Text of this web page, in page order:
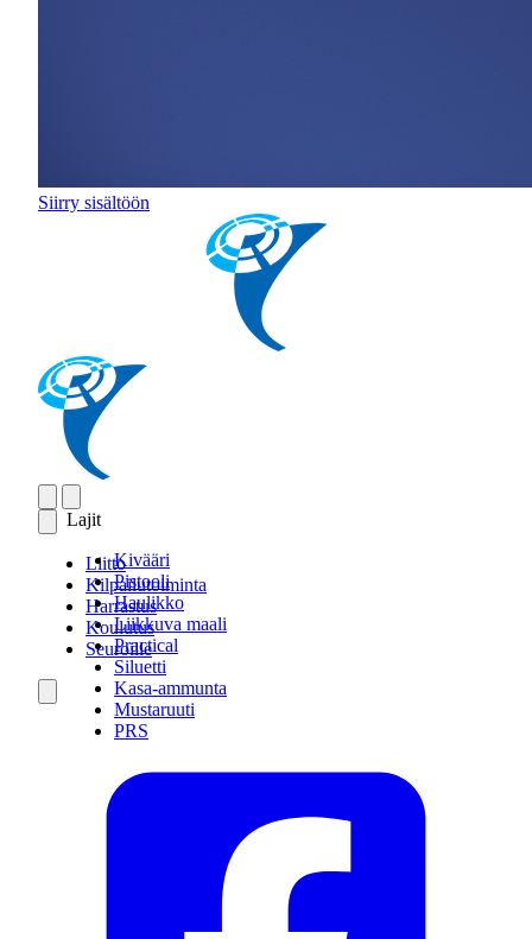
Siirry sisältöön
Lajit
Kivääri
Pistooli
Haulikko
Liikkuva maali
Practical
Siluetti
Kasa-ammunta
Mustaruuti
PRS
Liitto
Kilpailutoiminta
Harrastus
Koulutus
Seuroille